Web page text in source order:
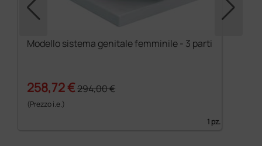
Modello sistema genitale femminile - 3 parti
258,72 €294,00 €
(Prezzo i.e.)
1 pz.